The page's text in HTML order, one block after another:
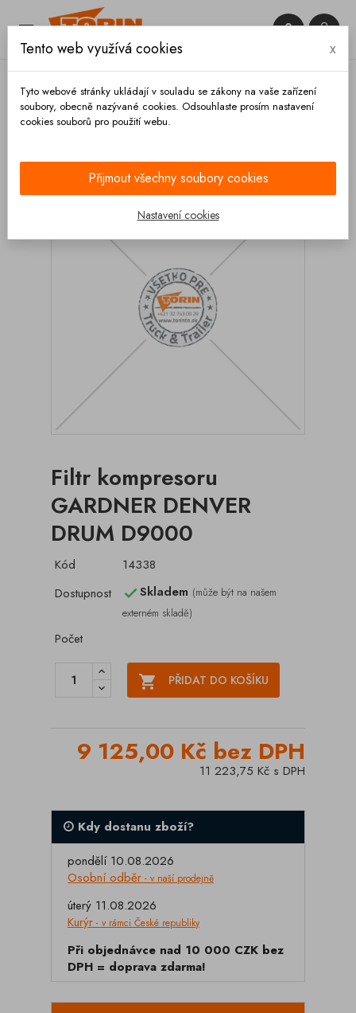
 

Filtr kompresoru
GARDNER DENVER
DRUM D9000
Kód
14338
Dostupnost
Skladem (může být na našem
externém skladě)
Počet
 PŘIDAT DO KOŠÍKU
9 125,00 Kč bez DPH
11 223,75 Kč s DPH
Kdy dostanu zboží?
pondělí 10.08.2026
Osobní odběr - v naší prodejně
úterý 11.08.2026
Kurýr - v rámci České republiky
Při objednávce nad 10 000 CZK bez
DPH = doprava zdarma!
Tento web využívá cookies x
Tyto webové stránky ukládají v souladu se zákony na vaše zařízení
soubory, obecně nazývané cookies. Odsouhlaste prosím nastavení
cookies souborů pro použití webu.
Přijmout všechny soubory cookies
Nastavení cookies